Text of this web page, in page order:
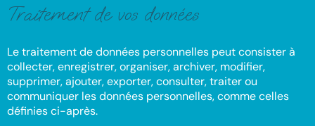
Traitement de vos données
Le traitement de données personnelles peut consister à
collecter, enregistrer, organiser, archiver, modifier,
supprimer, ajouter, exporter, consulter, traiter ou
communiquer les données personnelles, comme celles
définies ci-après.